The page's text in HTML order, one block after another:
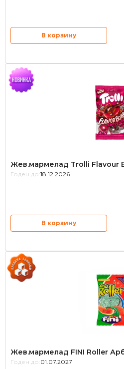
В корзину
Жев.мармелад Trolli Flavour
Годен до: 18.12.2026
В корзину
Жев.мармелад FINI Roller
Годен до: 01.07.2027